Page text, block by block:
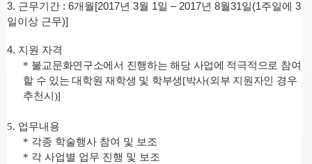
3. 근무기간 : 6개월[2017년 3월 1일 –2017년 8월31일(1주일에 3
일이상 근무)]
4. 지원 자격
* 불교문화연구소에서 진행하는 해당 사업에 적극적으로 참여
할 수 있는 대학원 재학생 및 학부생[박사(외부 지원자인 경우
추천시 )]
5. 업무내용
* 각종 학술행사 참여 및 보조
* 각 사업별 업무 진행 및 보조